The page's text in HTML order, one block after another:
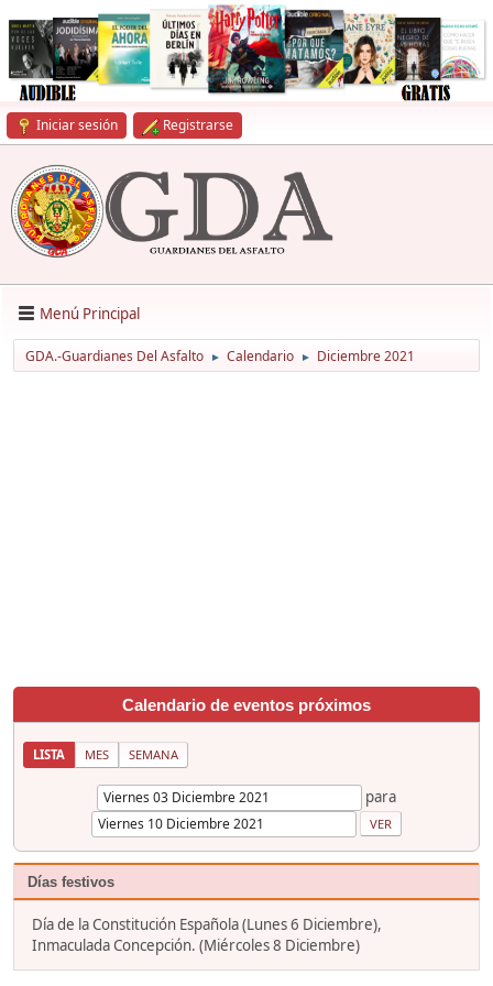
Iniciar sesión Registrarse
Menú Principal
GDA.-Guardianes Del Asfalto ► Calendario ► Diciembre 2021
Calendario de eventos próximos
LISTA MES SEMANA
para
Días festivos
Día de la Constitución Española (Lunes 6 Diciembre),
Inmaculada Concepción. (Miércoles 8 Diciembre)